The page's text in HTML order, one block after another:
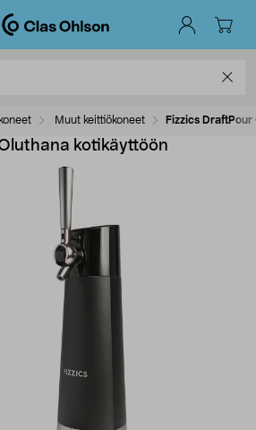
Muut keittiökoneet Fizzics
kotikäyttöön